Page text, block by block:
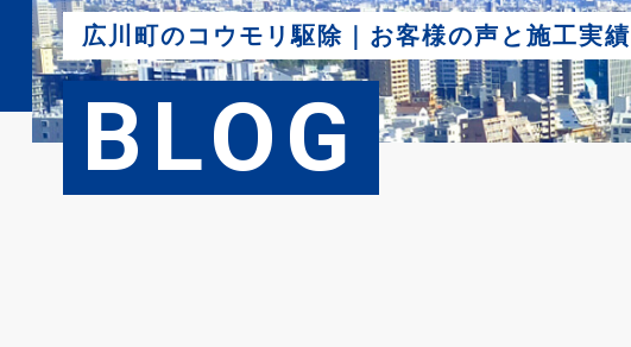
広川町のコウモリ駆除｜お客様の声と施工実績
BLOG